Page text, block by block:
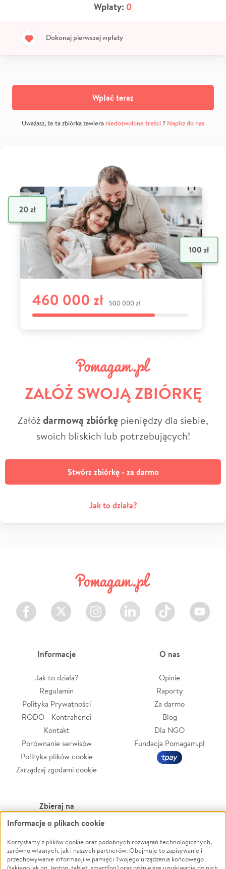
Wpłaty: 0
Dokonaj pierwszej wpłaty
Wpłać teraz
Uważasz, że ta zbiórka zawiera niedozwolone treści? Napisz do nas
ZAŁÓŻ SWOJĄ ZBIÓRKĘ
Załóżdarmową zbiórkę pieniędzy dla siebie,
swoich bliskich lub potrzebujących!
Stwórz zbiórkę - za darmo
Jak to działa?
Facebook Twitter Instagram LinkedIn TikTok Youtube
Informacje
Jak to działa?
Regulamin
Polityka Prywatności
RODO - Kontrahenci
Kontakt
Porównanie serwisów
Polityka plików cookie
Zarządzaj zgodami cookie
O nas
Opinie
Raporty
Za darmo
Blog
Dla NGO
Fundacja Pomagam.pl
Zbieraj na
Leczenie
Zwierzęta
Pożar
Powódź
Wichura
Informacje o plikach cookie
Korzystamy z plików cookie oraz podobnych rozwiązań technologicznych,
zarówno własnych, jak i naszych partnerów. Obejmuje to zapisywanie i
przechowywanie informacji w pamięci Twojego urządzenia końcowego